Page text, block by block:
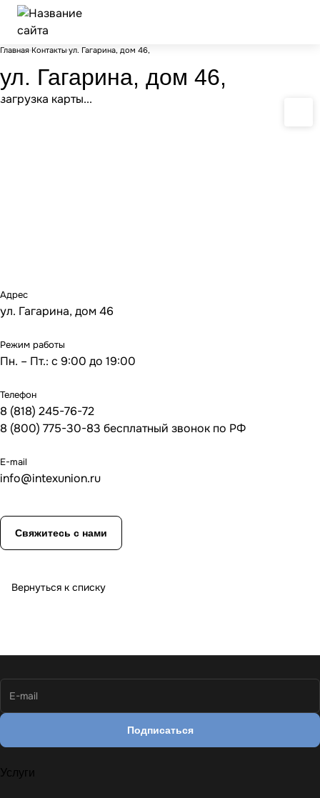
Главная Контакты ул. Гагарина, дом 46,
ул. Гагарина, дом 46,
Адрес
ул. Гагарина, дом 46
Режим работы
Пн. – Пт.: с 9:00 до 19:00
Телефон
8 (818) 245-76-72
8 (800) 775-30-83 бесплатный звонок по РФ
E-mail
info@intexunion.ru
Свяжитесь с нами
загрузка карты...
Вернуться к списку
Подписаться
Услуги